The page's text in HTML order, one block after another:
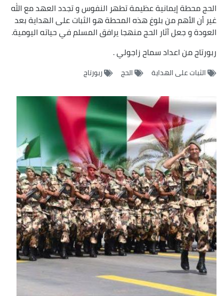
الحج محطة إيمانية عظيمة تطهر النفوس و تجدد العهد مع الله
غير أن الأهم من بلوغ هذه المحطة هو الثبات على الهداية بعد
العودة و جعل آثار الحج منهجا يرافق المسلم في حياته اليومية.
ربورتاج من اعداد سماح زاجولي .
الثبات على الهداية الحج ربورتاج